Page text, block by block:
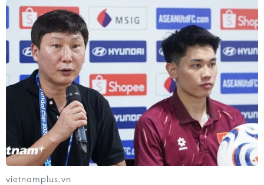
hình thức làm việc từ xa, giá trị của các tòa nhà
văn phòng đã bị suy giảm đáng kể. Tình trạng
này khiến các chủ bất động sản loại này đứng
trước nguy cơ vỡ nợ, làm tăng gánh nặng và tạo
thêm rắc rối cho các ngân hàng cho vay nêu
trên./.
(TTXVN/Vietnam+)
vietnamplus.vn